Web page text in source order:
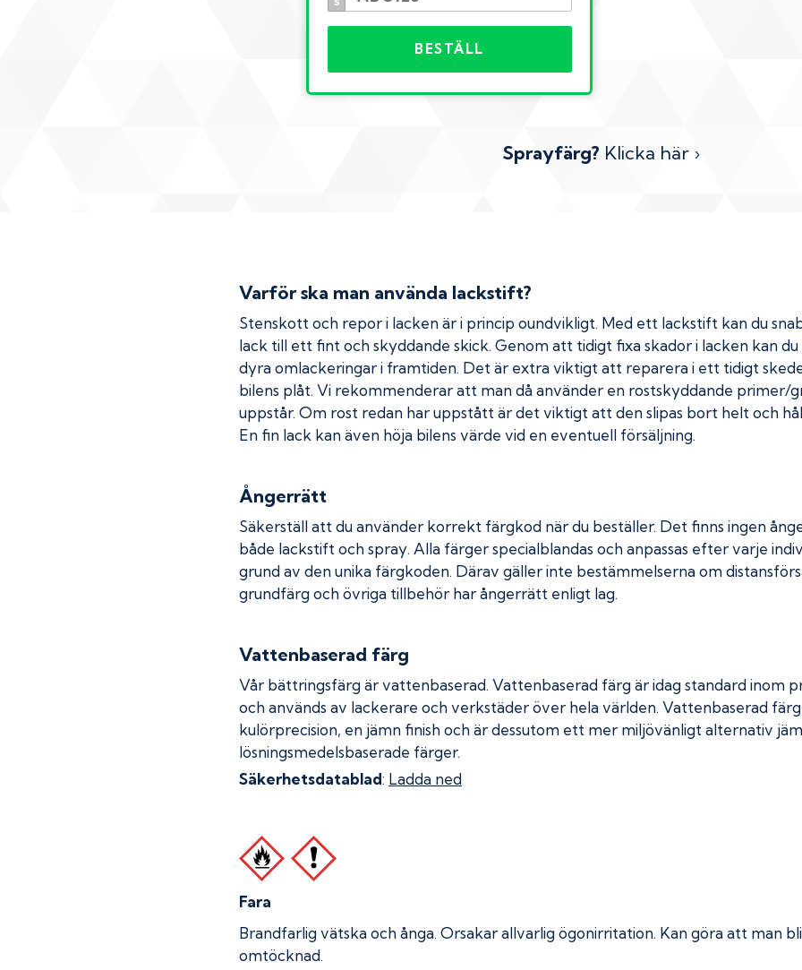
BESTÄLL
Sprayfärg? Klicka här ›
Varför ska man använda lackstift?
Stenskott och repor i lacken är i princip oundvikligt. Med ett lackstift kan du
lack till ett fint och skyddande skick. Genom att tidigt fixa skador i lacken kan
dyra omlackeringar i framtiden. Det är extra viktigt att reparera i ett tidigt
bilens plåt. Vi rekommenderar att man då använder en rostskyddande primer/
uppstår. Om rost redan har uppstått är det viktigt att den slipas bort helt och
En fin lack kan även höja bilens värde vid en eventuell försäljning.
Ångerrätt
Säkerställ att du använder korrekt färgkod när du beställer. Det finns ingen
både lackstift och spray. Alla färger specialblandas och anpassas efter varje
grund av den unika färgkoden. Därav gäller inte bestämmelserna om
grundfärg och övriga tillbehör har ångerrätt enligt lag.
Vattenbaserad färg
Vår bättringsfärg är vattenbaserad. Vattenbaserad färg är idag standard inom
och används av lackerare och verkstäder över hela världen. Vattenbaserad
kulörprecision, en jämn finish och är dessutom ett mer miljövänligt alternativ
lösningsmedelsbaserade färger.
Säkerhetsdatablad: Ladda ned
Fara
Brandfarlig vätska och ånga. Orsakar allvarlig ögonirritation. Kan göra att man
omtöcknad.